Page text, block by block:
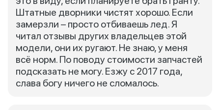
Штатные дворники чистят хорошо. Если
замерзли – просто отбиваешь лед. Я
читал отзывы других владельцев этой
модели, они их ругают. Не знаю, у меня
всё норм. По поводу стоимости запчастей
подсказать не могу. Езжу с 2017 года,
слава богу ничего не сломалось.